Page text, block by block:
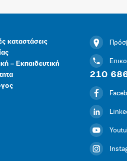
καταστάσεις
– Εκπαιδευτική
210